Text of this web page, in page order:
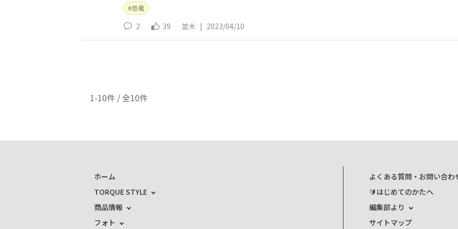
恐竜
2 39 並木 | 2023/04/10
1-10件 / 全10件
ホーム
TORQUE STYLE
商品情報
フォト
よくある質問・お問い合わ
🔰はじめてのかたへ
編集部より
サイトマップ